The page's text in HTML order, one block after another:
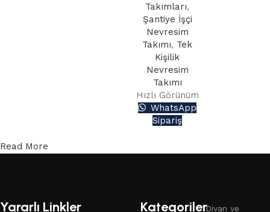
Takımları,
Şantiye İşçi
Nevresim
Takımı, Tek
Kişilik
Nevresim
Takımı
Hızlı Görünüm
WhatsApp
Sipariş
Read More
Yararlı Linkler KategorilerDivan ve